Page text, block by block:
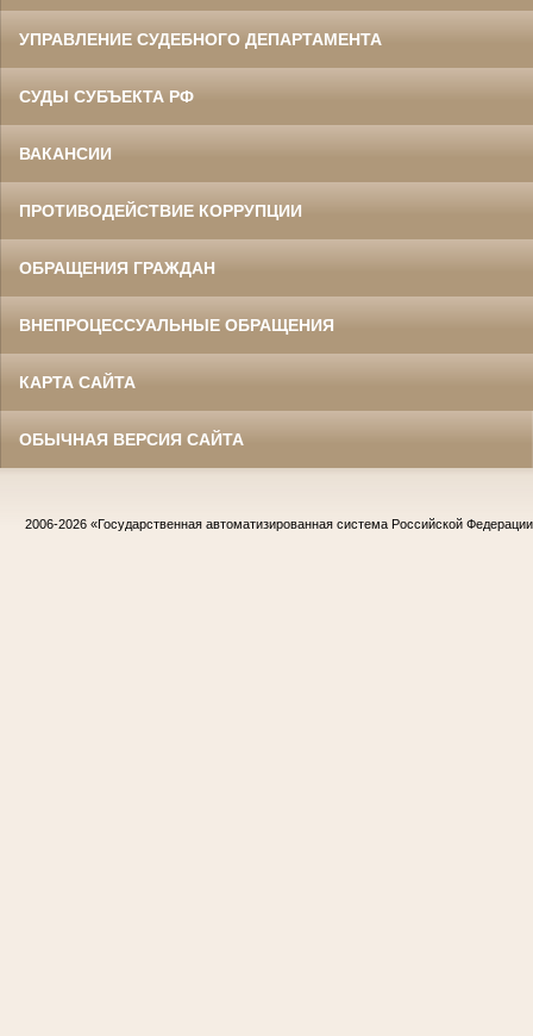
УПРАВЛЕНИЕ СУДЕБНОГО ДЕПАРТАМЕНТА
СУДЫ СУБЪЕКТА РФ
ВАКАНСИИ
ПРОТИВОДЕЙСТВИЕ КОРРУПЦИИ
ОБРАЩЕНИЯ ГРАЖДАН
ВНЕПРОЦЕССУАЛЬНЫЕ ОБРАЩЕНИЯ
КАРТА САЙТА
ОБЫЧНАЯ ВЕРСИЯ САЙТА
2006-2026 «Государственная автоматизированная система Российской